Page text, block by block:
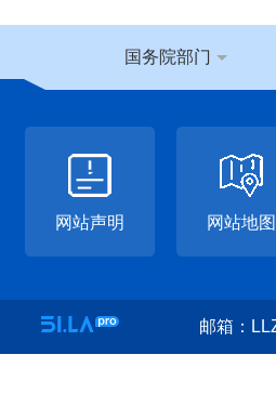
国务院部门
网站声明 网站地图
邮箱：